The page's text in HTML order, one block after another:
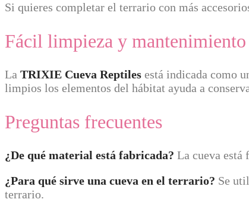
Si quieres completar el terrario con más
Fácil limpieza y mantenimiento
La TRIXIE Cueva Reptiles está indicada como
limpios los elementos del hábitat ayuda a
Preguntas frecuentes
¿De qué material está fabricada? La cueva está
¿Para qué sirve una cueva en el terrario? Se
terrario.